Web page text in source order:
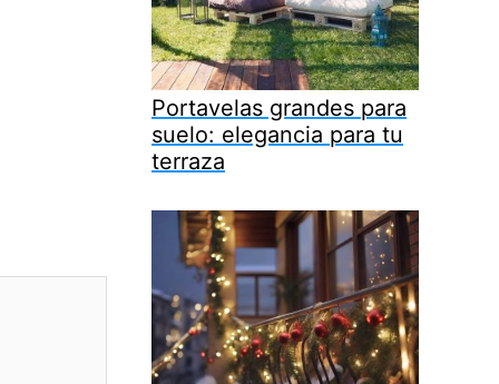
Portavelas grandes para
suelo: elegancia para tu
terraza